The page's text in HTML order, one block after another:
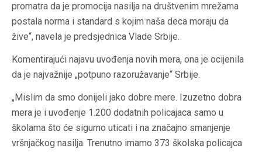
promatra da je promocija nasilja na društvenim mrežama
postala norma i standard s kojim naša deca moraju da
žive“, navela je predsjednica Vlade Srbije.
Komentirajući najavu uvođenja novih mera, ona je ocijenila
da je najvažnije „potpuno razoružavanje“ Srbije.
„Mislim da smo donijeli jako dobre mere. Izuzetno dobra
mera je i uvođenje 1.200 dodatnih policajaca samo u
školama što će sigurno uticati i na značajno smanjenje
vršnjačkog nasilja. Trenutno imamo 373 školska policajca